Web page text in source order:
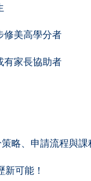
修美高學分者
有家長協助者
略、申請流程與課
可能！